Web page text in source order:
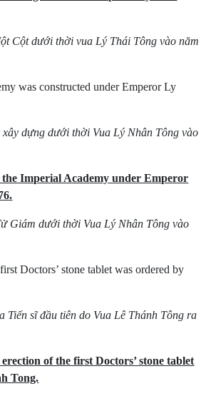
Cột dưới thời vua Lý Thái Tông vào năm
was constructed under Emperor Ly
dựng dưới thời Vua Lý Nhân Tông vào
the Imperial Academy under Emperor
Giám dưới thời Vua Lý Nhân Tông vào
Doctors’ stone tablet was ordered by
Tiến sĩ đầu tiên do Vua Lê Thánh Tông ra
of the first Doctors’ stone tablet
Tong.